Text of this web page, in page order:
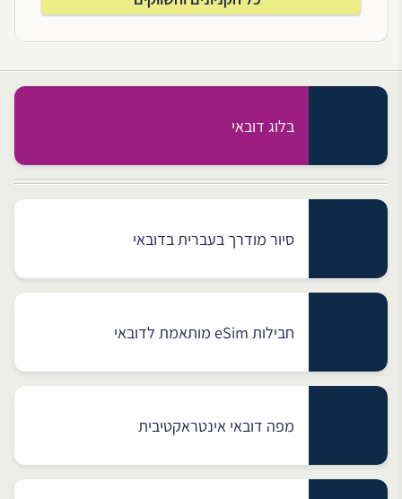
בלוג דובאי
סיור מודרך בעברית בדובאי
חבילות eSim מותאמת לדובאי
מפה דובאי אינטראקטיבית